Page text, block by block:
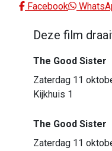
Facebook
Deze film
The Good Sister
Zaterdag 11
Kijkhuis 1
The Good Sister
Zaterdag 11